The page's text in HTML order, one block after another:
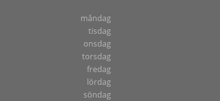
måndag
tisdag
onsdag
torsdag
fredag
lördag
söndag